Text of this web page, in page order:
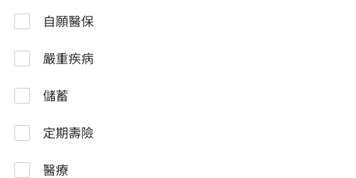
自願醫保
嚴重疾病
儲蓄
定期壽險
醫療